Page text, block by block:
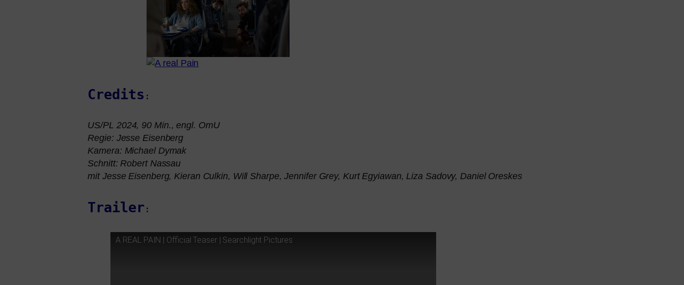
Credits :
US/PL 2024, 90 Min., engl. OmU
Regie: Jesse Eisenberg
Kamera: Michael Dymak
Schnitt: Robert Nassau
mit Jesse Eisenberg, Kieran Culkin, Will Sharpe, Jennifer Grey, Kurt Egyiawan, Liza Sadovy, Daniel Oreskes
Trailer :
A REAL PAIN | Official Teaser | Searchlight Pictures